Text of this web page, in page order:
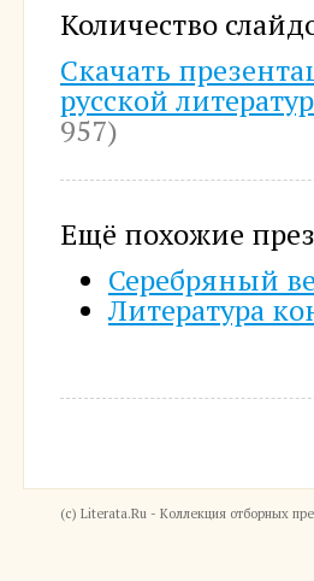
Количество
Скачать
русской
957)
Ещё похожие
Серебряный
Литература
(c) Literata.Ru - Коллекция отборных